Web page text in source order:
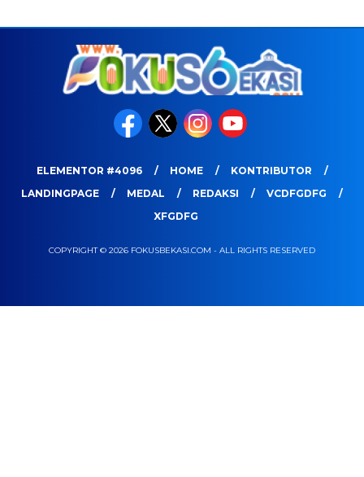
ELEMENTOR #4096 HOME
KONTRIBUTOR
LANDINGPAGE
MEDAL REDAKSI
VCDFGDFG
XFGDFG
COPYRIGHT © 2026 FOKUSBEKASI.COM - ALL RIGHTS RESERVED